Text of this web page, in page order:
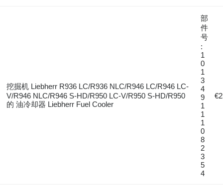
挖掘机 Liebherr R936 LC/R936 NLC/R946 LC/R946 LC-
V/R946 NLC/R946 S-HD/R950 LC-V/R950 S-HD/R950
的 油冷却器 Liebherr Fuel Cooler
部
件
号
:
1
0
1
3
4
9
1
1
1
0
8
2
3
5
4